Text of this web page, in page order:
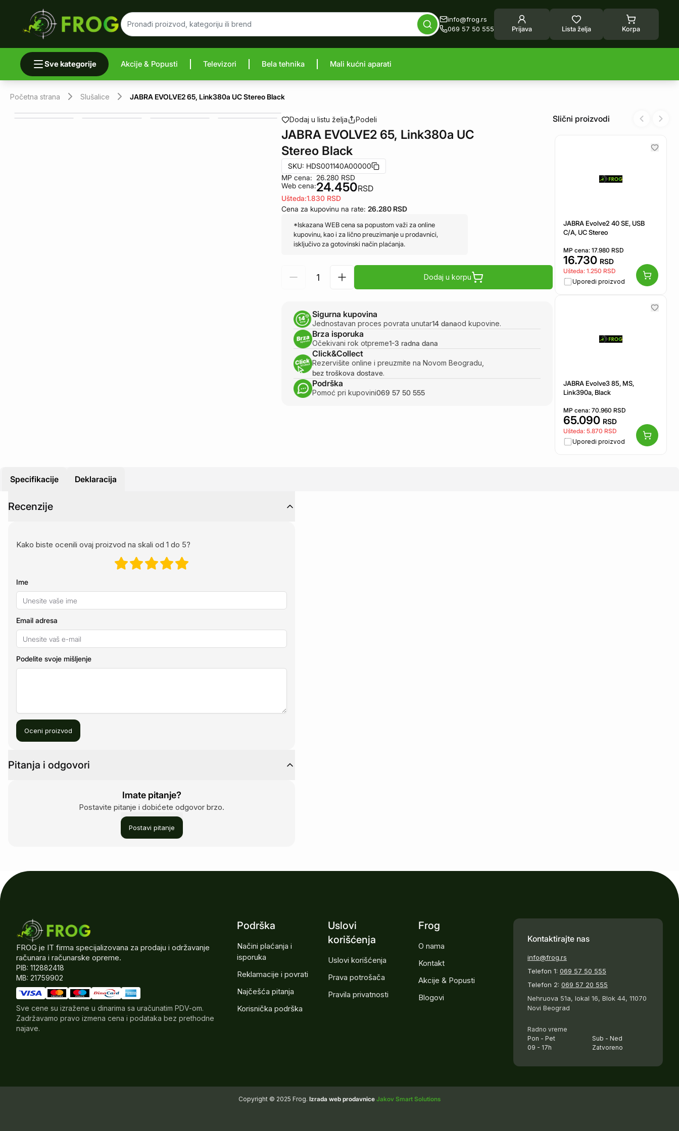
info@frog.rs
069 57 50 555
Prijava Lista želja Korpa
Sve kategorije Akcije & Popusti Televizori Bela tehnika Mali kućni aparati
Početna strana Slušalice JABRA EVOLVE2 65, Link380a UC Stereo Black
Dodaj u listu želja Podeli
JABRA EVOLVE2 65, Link380a UC
Stereo Black
SKU: HDS001140A00000
MP cena:
Web cena:
26.280 RSD
24.450RSD
Ušteda:1.830 RSD
Cena za kupovinu na rate: 26.280 RSD
*Iskazana WEB cena sa popustom važi za online
kupovinu, kao i za lično preuzimanje u prodavnici,
isključivo za gotovinski način plaćanja.
Dodaj u korpu
Sigurna kupovina
Jednostavan proces povrata unutar14 danaod kupovine.
Brza isporuka
Očekivani rok otpreme1-3 radna dana
Click&Collect
Rezervišite online i preuzmite na Novom Beogradu,
bez troškova dostave.
Podrška
Pomoć pri kupovini069 57 50 555
Slični proizvodi
JABRA Evolve2 40 SE, USB
C/A, UC Stereo
MP cena: 17.980 RSD
16.730 RSD
Ušteda: 1.250 RSD
Uporedi proizvod
JABRA Evolve3 85, MS,
Link390a, Black
MP cena: 70.960 RSD
65.090 RSD
Ušteda: 5.870 RSD
Uporedi proizvod
Previous
Next
Specifikacije Deklaracija
Recenzije
Kako biste ocenili ovaj proizvod na skali od 1 do 5?
Ime
Email adresa
Podelite svoje mišljenje
Oceni proizvod
Pitanja i odgovori
Imate pitanje?
Postavite pitanje i dobićete odgovor brzo.
Postavi pitanje
FROG je IT firma specijalizovana za prodaju i održavanje
računara i računarske opreme.
PIB: 112882418
MB: 21759902
Sve cene su izražene u dinarima sa uračunatim PDV-om.
Zadržavamo pravo izmena cena i podataka bez prethodne
najave.
Podrška
Načini plaćanja i
isporuka
Reklamacije i povrati
Najčešća pitanja
Korisnička podrška
Uslovi
korišćenja
Uslovi korišćenja
Prava potrošača
Pravila privatnosti
Frog
O nama
Kontakt
Akcije & Popusti
Blogovi
Kontaktirajte nas
info@frog.rs
Telefon 1: 069 57 50 555
Telefon 2: 069 57 20 555
Nehruova 51a, lokal 16, Blok 44, 11070
Novi Beograd
Radno vreme
Pon - Pet
09 - 17h
Sub - Ned
Zatvoreno
Copyright © 2025 Frog. Izrada web prodavnice Jakov Smart Solutions